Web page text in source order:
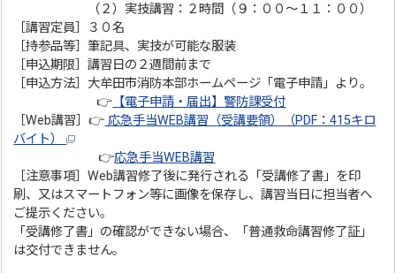
（２）実技講習：２時間（９：００～１１：００）
［講習定員］３０名
［持参品等］筆記具、実技が可能な服装
［申込期限］講習日の２週間前まで
［申込方法］大牟田市消防本部ホームページ「電子申請」より。
👉 【電子申請・届出】警防課受付
［Web講習］👉 応急手当WEB講習（受講要領）（PDF：415キロ
バイト）
👉応急手当WEB講習
［注意事項］Web講習修了後に発行される「受講修了書」を印
刷、又はスマートフォン等に画像を保存し、講習当日に担当者へ
ご提示ください。
「受講修了書」の確認ができない場合、「普通救命講習修了証」
は交付できません。